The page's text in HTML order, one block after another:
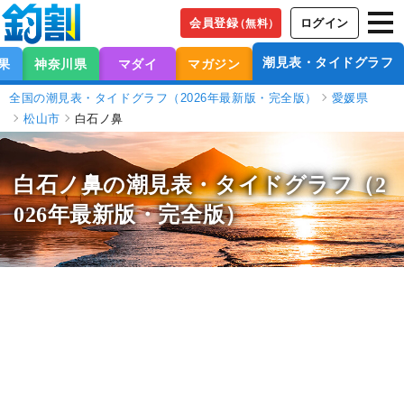
会員登録（無料） ログイン
神奈川県 マダイ マガジン 潮見表・タイドグラフ
全国の潮見表・タイドグラフ（2026年最新版・完全版）
愛媛県
松山市
白石ノ鼻
白石ノ鼻の潮見表・タイドグラフ（2
026年最新版・完全版）